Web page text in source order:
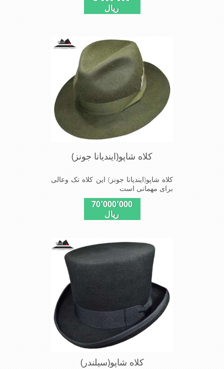
ریال
کلاه شاپو(ایندیانا جونز)
کلاه شاپو(ایندیانا جونز) این کلاه تک وعالی
برای مهمانی است
70٬000٬000
ریال
کلاه شاپو(سیلندر)